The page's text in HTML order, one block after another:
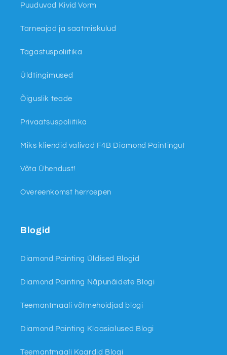
Puuduvad Kivid Vorm
Tarneajad ja saatmiskulud
Tagastuspoliitika
Üldtingimused
Õiguslik teade
Privaatsuspoliitika
Miks kliendid valivad F4B Diamond Paintingut
Võta Ühendust!
Overeenkomst herroepen
Blogid
Diamond Painting Üldised Blogid
Diamond Painting Näpunäidete Blogi
Teemantmaali võtmehoidjad blogi
Diamond Painting Klaasialused Blogi
Teemantmaali Kaardid Blogi